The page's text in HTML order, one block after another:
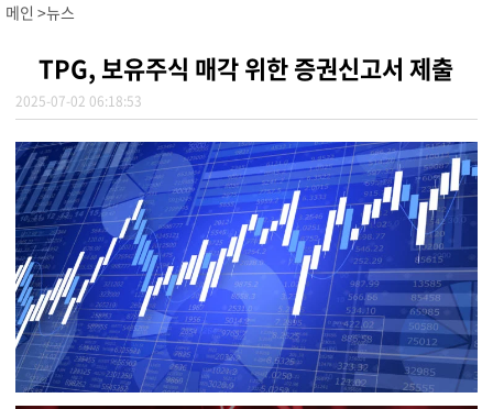
메인 뉴스
TPG, 보유주식 매각 위한 증권신고서 제출
2025-07-02 06:18:53